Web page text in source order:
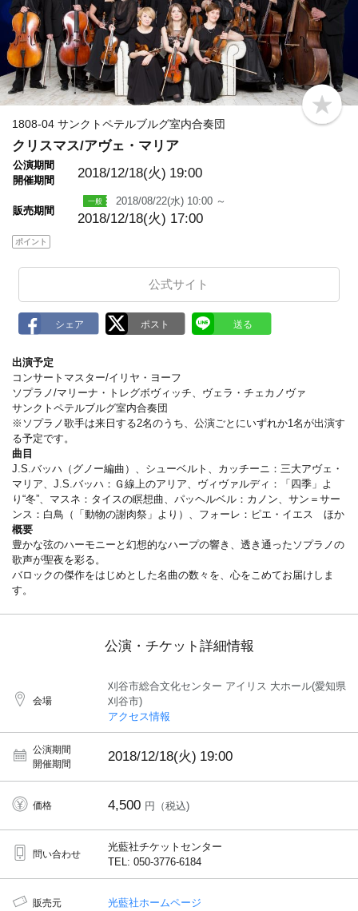
b
o
1808-04 サンクトペテルブルグ室内合奏団
クリスマス/アヴェ・マリア
公演期間
開催期間
2018/12/18(火) 19:00
販売期間
2018/08/22(水) 10:00 ～
2018/12/18(火) 17:00
ポイント
公式サイト
出演予定
コンサートマスター/イリヤ・ヨーフ
ソプラノ/マリーナ・トレグボヴィッチ、ヴェラ・チェカノヴァ
サンクトペテルブルグ室内合奏団
※ソプラノ歌手は来日する2名のうち、公演ごとにいずれか1名が出演す
る予定です。
曲目
J.S.バッハ（グノー編曲）、シューベルト、カッチーニ：三大アヴェ・
マリア、J.S.バッハ：Ｇ線上のアリア、ヴィヴァルディ：「四季」よ
り“冬”、マスネ：タイスの瞑想曲、パッヘルベル：カノン、サン＝サー
ンス：白鳥（「動物の謝肉祭」より）、フォーレ：ピエ・イエス ほか
概要
豊かな弦のハーモニーと幻想的なハープの響き、透き通ったソプラノの
歌声が聖夜を彩る。
バロックの傑作をはじめとした名曲の数々を、心をこめてお届けしま
す。
公演・チケット詳細情報
会場
刈谷市総合文化センター アイリス 大ホール(愛知県
刈谷市)
アクセス情報
公演期間
開催期間
2018/12/18(火) 19:00
価格 4,500 円（税込)
問い合わせ
光藍社チケットセンター
TEL: 050-3776-6184
販売元 光藍社ホームページ